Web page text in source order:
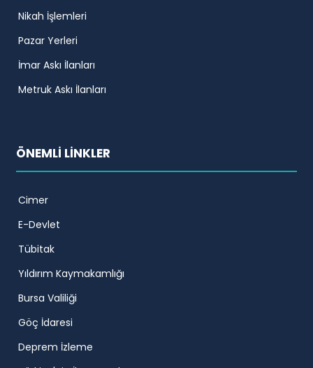
Nikah İşlemleri
Pazar Yerleri
İmar Askı İlanları
Metruk Askı İlanları
ÖNEMLİ LİNKLER
Cimer
E-Devlet
Tübitak
Yıldırım Kaymakamlığı
Bursa Valiliği
Göç İdaresi
Deprem İzleme